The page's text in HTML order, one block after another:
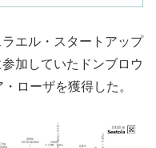
エル・スタートアップ
加していたドンブロウ
ローザを獲得した。